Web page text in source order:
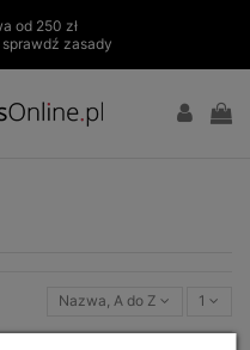
od 250 zł
sprawdź zasady
Nazwa, A do Z 1